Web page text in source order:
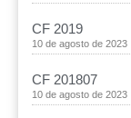
CF 2019
10 de agosto de 2023
CF 201807
10 de agosto de 2023